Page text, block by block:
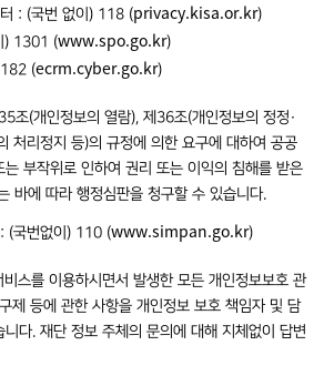
: (국번 없이) 118 (privacy.kisa.or.kr)
) 1301 (www.spo.go.kr)
182 (ecrm.cyber.go.kr)
35조(개인정보의 열람), 제36조(개인정보의 정정·
처리정지 등)의 규정에 의한 요구에 대하여 공공
부작위로 인하여 권리 또는 이익의 침해를 받은
바에 따라 행정심판을 청구할 수 있습니다.
(국번없이) 110 (www.simpan.go.kr)
스를 이용하시면서 발생한 모든 개인정보보호 관
제 등에 관한 사항을 개인정보 보호 책임자 및 담
다. 재단 정보 주체의 문의에 대해 지체없이 답변